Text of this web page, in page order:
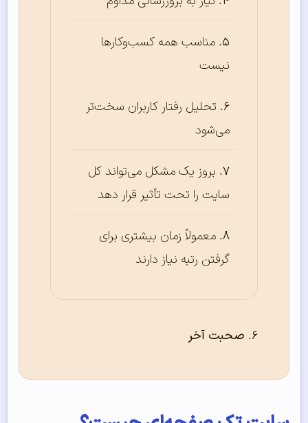
مناسب همه کسب‌وکارها
نیست
تحلیل رفتار کاربران سخت‌تر
می‌شود
بروز یک مشکل می‌تواند کل
سایت را تحت تأثیر قرار دهد
معمولاً زمان بیشتری برای
گرفتن رتبه نیاز دارند
صحبت آخر